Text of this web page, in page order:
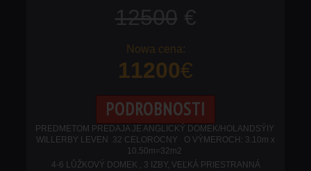
12500 €
11200€
PODROBNOSTI
PREDMETOM PREDAJA JE ANGLICKÝ DOMEK/HOLANDSÝIY
WILLERBY LEVEN 32 CELOROCNY O VÝMEROCH: 3.10m x
10.50m=32m2
4-6 LŮŽKOVÝ DOMEK , 3 IZBY, VEĽKÁ PRIESTRANNÁ